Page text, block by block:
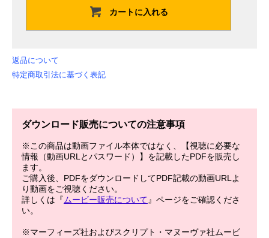
カートに入れる
返品について
特定商取引法に基づく表記
ダウンロード販売についての注意事項
※この商品は動画ファイル本体ではなく、【視聴に必要な
情報（動画URLとパスワード）】を記載したPDFを販売し
ます。
ご購入後、PDFをダウンロードしてPDF記載の動画URLよ
り動画をご視聴ください。
詳しくは『 ムービー販売について』ページをご確認くださ
い。
※マーフィーズ社およびスクリプト・マヌーヴァ社ムービ